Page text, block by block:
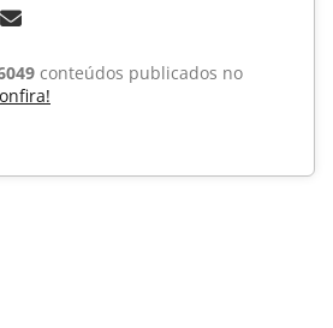
conteúdos publicados no